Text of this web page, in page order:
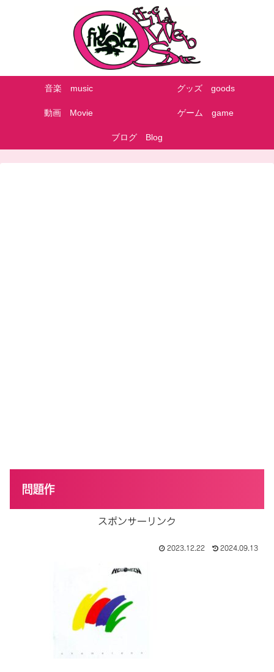
音楽 music グッズ goods
動画 Movie ゲーム game
ブログ Blog
問題作
スポンサーリンク
2023.12.22 2024.09.13